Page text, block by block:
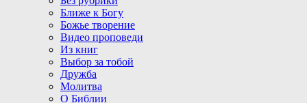
Ближе к Богу
Божье творение
Видео проповеди
Из книг
Выбор за тобой
Дружба
Молитва
О Библии